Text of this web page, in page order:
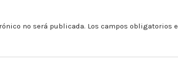
no será publicada. Los campos obligatorios